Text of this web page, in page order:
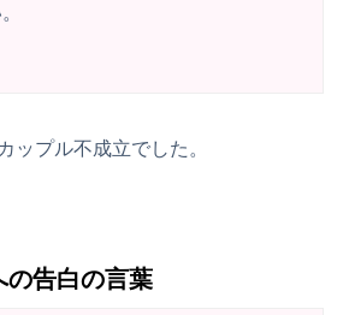
プル不成立でした。
告白の言葉